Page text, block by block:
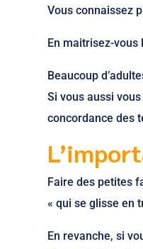
Vous connaissez
En maitrisez-vous
Beaucoup
Si vous aussi
concordance des
Faire des petites
« qui se glisse en
En revanche, si